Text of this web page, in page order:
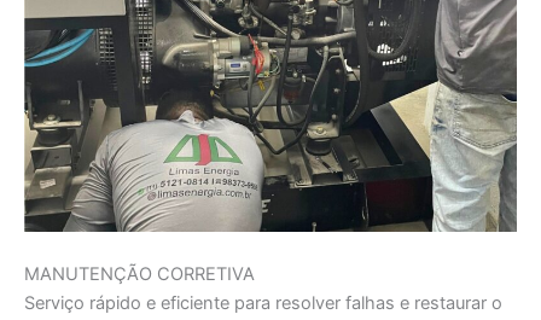
MANUTENÇÃO CORRETIVA
Serviço rápido e eficiente para resolver falhas e restaurar o